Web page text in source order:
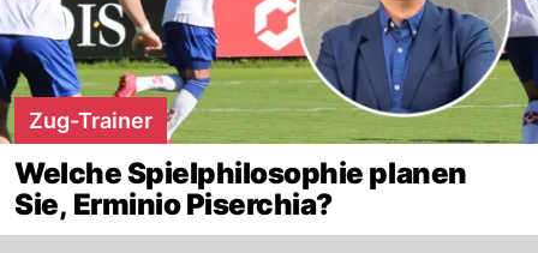
Zug-Trainer
Welche Spielphilosophie planen
Sie, Erminio Piserchia?